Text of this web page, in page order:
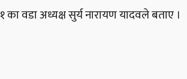
१ का वडा अध्यक्ष सुर्य नारायण यादवले बताए ।